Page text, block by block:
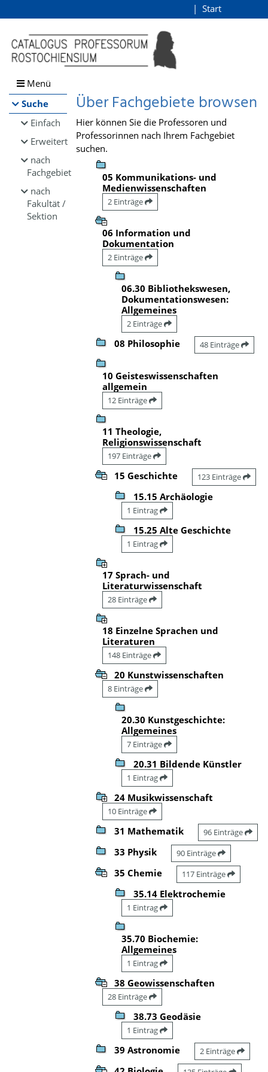
Browsen
direkt zum Inhalt
Start
Menü
Suche
Einfach
Erweitert
nach
Fachgebiet
nach
Fakultät /
Sektion
Über Fachgebiete browsen
Hier können Sie die Professoren und
Professorinnen nach Ihrem Fachgebiet
suchen.
05 Kommunikations- und
Medienwissenschaften
2 Einträge
06 Information und
Dokumentation
2 Einträge
06.30 Bibliothekswesen,
Dokumentationswesen:
Allgemeines
2 Einträge
08 Philosophie 48 Einträge
10 Geisteswissenschaften
allgemein
12 Einträge
11 Theologie,
Religionswissenschaft
197 Einträge
15 Geschichte 123 Einträge
15.15 Archäologie
1 Eintrag
15.25 Alte Geschichte
1 Eintrag
17 Sprach- und
Literaturwissenschaft
28 Einträge
18 Einzelne Sprachen und
Literaturen
148 Einträge
20 Kunstwissenschaften
8 Einträge
20.30 Kunstgeschichte:
Allgemeines
7 Einträge
20.31 Bildende Künstler
1 Eintrag
24 Musikwissenschaft
10 Einträge
31 Mathematik 96 Einträge
33 Physik 90 Einträge
35 Chemie 117 Einträge
35.14 Elektrochemie
1 Eintrag
35.70 Biochemie:
Allgemeines
1 Eintrag
38 Geowissenschaften
28 Einträge
38.73 Geodäsie
1 Eintrag
39 Astronomie 2 Einträge